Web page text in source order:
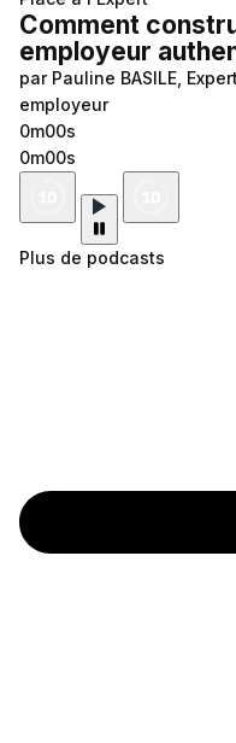
Comment
employeur
par Pauline BASILE,
employeur
0m00s
0m00s
Plus de podcasts